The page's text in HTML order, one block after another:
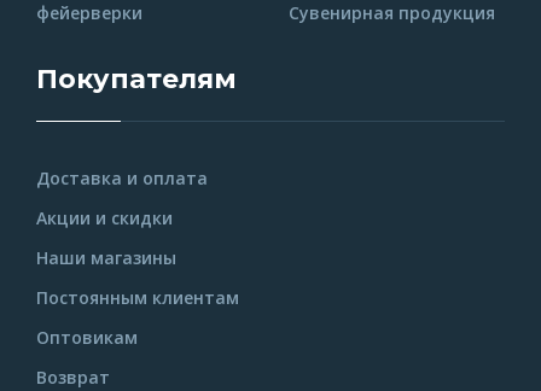
фейерверки
Сувенирная продукция
Покупателям
Доставка и оплата
Акции и скидки
Наши магазины
Постоянным клиентам
Оптовикам
Возврат